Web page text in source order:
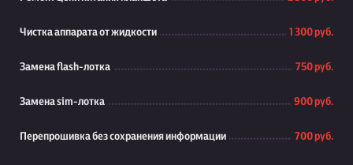
Чистка аппарата от жидкости 1 300 руб.
Замена flash-лотка 750 руб.
Замена sim-лотка 900 руб.
Перепрошивка без сохранения информации 700 руб.